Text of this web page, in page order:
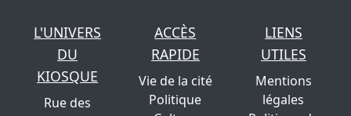
L'UNIVERS
DU
KIOSQUE
Rue des
ACCÈS
RAPIDE
Vie de la cité
Politique
LIENS
UTILES
Mentions
légales